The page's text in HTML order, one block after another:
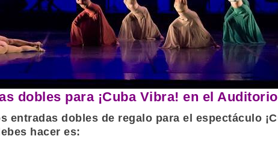
dobles para ¡Cuba Vibra! en el
entradas dobles de regalo para el espectáculo
hacer es: